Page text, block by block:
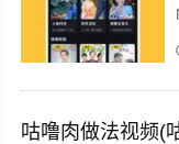
咕噜肉做法视频(